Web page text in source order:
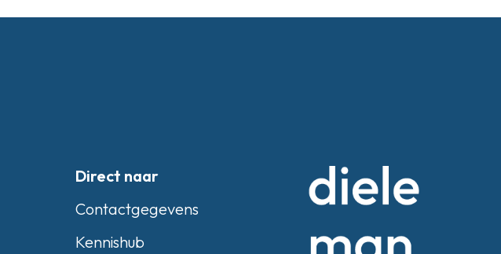
Direct naar
Contactgegevens
Kennishub